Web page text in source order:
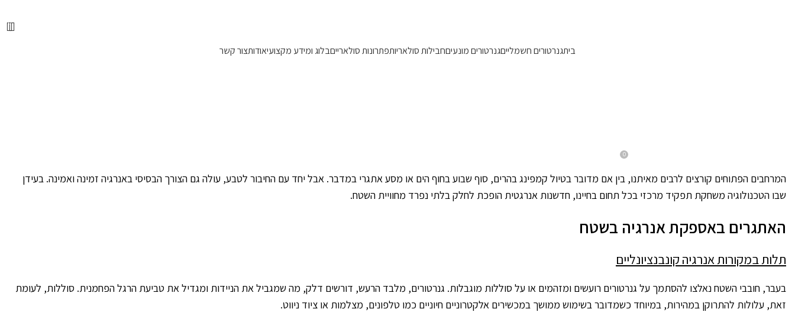
0
ביתגנרטורים חשמלייםגנרטורים מונעיםחבילות סולאריותפתרונות סולארייםבלוג ומידע מקצועיאודותצור קשר
0
המרחבים הפתוחים קורצים לרבים מאיתנו, בין אם מדובר בטיול קמפינג בהרים, סוף שבוע בחוף הים או מסע אתגרי במדבר. אבל יחד עם החיבור לטבע, עולה גם הצורך הבסיסי באנרגיה זמינה ואמינה. בעידן
שבו הטכנולוגיה משחקת תפקיד מרכזי בכל תחום בחיינו, חדשנות אנרגטית הופכת לחלק בלתי נפרד מחוויית השטח.
האתגרים באספקת אנרגיה בשטח
תלות במקורות אנרגיה קונבנציונליים
בעבר, חובבי השטח נאלצו להסתמך על גנרטורים רועשים ומזהמים או על סוללות מוגבלות. גנרטורים, מלבד הרעש, דורשים דלק, מה שמגביל את הניידות ומגדיל את טביעת הרגל הפחמנית. סוללות, לעומת
זאת, עלולות להתרוקן במהירות, במיוחד כשמדובר בשימוש ממושך במכשירים אלקטרוניים חיוניים כמו טלפונים, מצלמות או ציוד ניווט.